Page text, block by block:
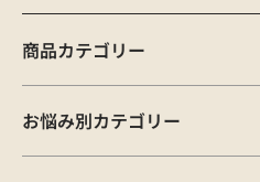
商品カテゴリー
お悩み別カテゴリー